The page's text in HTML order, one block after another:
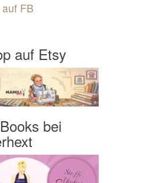
FB
auf Etsy
bei